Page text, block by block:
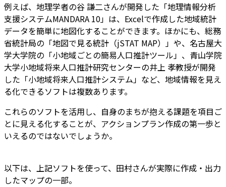
例えば、地理学者の谷 謙二さんが開発した「地理情報分析
支援システムMANDARA 10」は、Excelで作成した地域統計
データを簡単に地図化することができます。ほかにも、総務
省統計局の「地図で見る統計（jSTAT MAP）」や、名古屋大
学大学院の「小地域ごとの簡易人口推計ツール」、青山学院
大学小地域将来人口推計研究センターの井上 孝教授が開発
した「小地域将来人口推計システム」など、地域情報を見え
る化できるソフトは複数あります。
これらのソフトを活用し、自身のまちが抱える課題を項目ご
とに見える化することが、アクションプラン作成の第一歩と
いえるのではないでしょうか。
以下は、上記ソフトを使って、田村さんが実際に作成・出力
したマップの一部。